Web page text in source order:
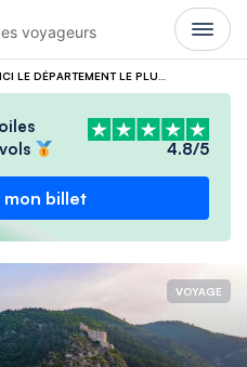
voyageurs
4.8/5
mon billet
VOYAGE